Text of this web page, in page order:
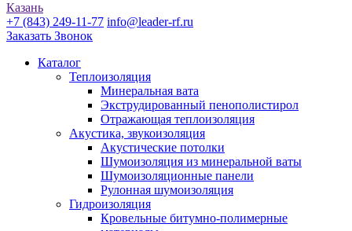
Казань
+7 (843) 249-11-77 info@leader-rf.ru
Заказать Звонок
Каталог
Теплоизоляция
Минеральная вата
Экструдированный пенополистирол
Отражающая теплоизоляция
Акустика, звукоизоляция
Акустические потолки
Шумоизоляция из минеральной ваты
Шумоизоляционные панели
Рулонная шумоизоляция
Гидроизоляция
Кровельные битумно-полимерные